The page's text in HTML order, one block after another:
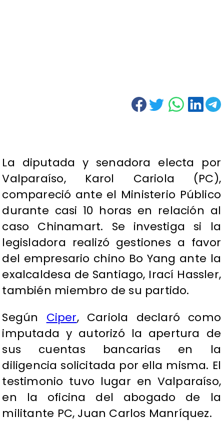
La diputada y senadora electa por
Valparaíso, Karol Cariola (PC),
compareció ante el Ministerio Público
durante casi 10 horas en relación al
caso Chinamart. Se investiga si la
legisladora realizó gestiones a favor
del empresario chino Bo Yang ante la
exalcaldesa de Santiago, Irací Hassler,
también miembro de su partido.
Según Ciper, Cariola declaró como
imputada y autorizó la apertura de
sus cuentas bancarias en la
diligencia solicitada por ella misma. El
testimonio tuvo lugar en Valparaíso,
en la oficina del abogado de la
militante PC, Juan Carlos Manríquez.